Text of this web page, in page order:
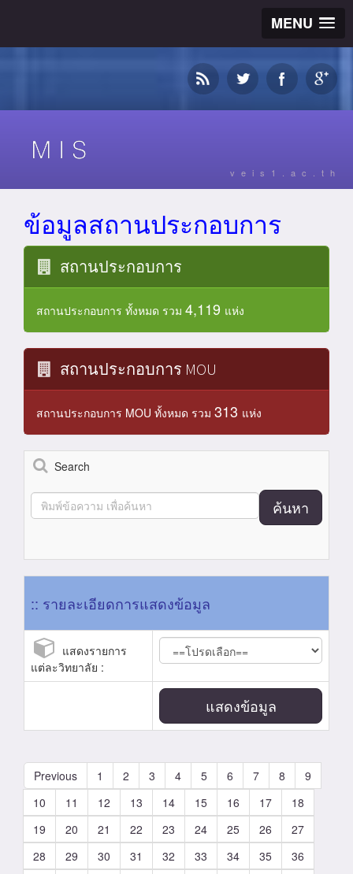
MENU
veis1.ac.th
ข้อมูลสถานประกอบการ
สถานประกอบการ
สถานประกอบการ ทั้งหมด รวม 4,119 แห่ง
สถานประกอบการ MOU
สถานประกอบการ MOU ทั้งหมด รวม 313 แห่ง
Search
ค้นหา
:: รายละเอียดการแสดงข้อมูล
แสดงรายการ
แต่ละวิทยาลัย :
แสดงข้อมูล
Previous 1 2 3 4 5 6 7 8
9
10
11 12 13 14 15 16 17
18
19
20 21 22 23 24 25 26
27
28
29 30 31 32 33 34 35
36